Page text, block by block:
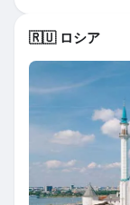
🇷🇺 ロシア